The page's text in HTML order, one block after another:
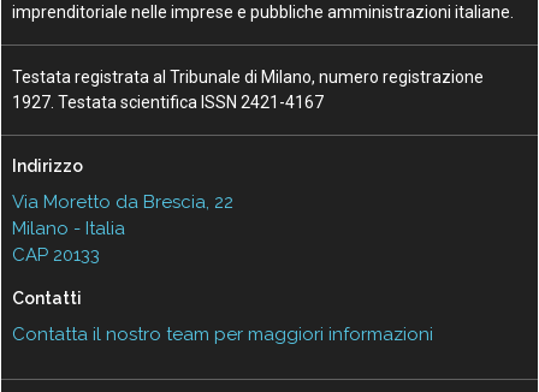
imprenditoriale nelle imprese e pubbliche amministrazioni italiane.
Testata registrata al Tribunale di Milano, numero registrazione
1927. Testata scientifica ISSN 2421-4167
Indirizzo
Via Moretto da Brescia, 22
Milano - Italia
CAP 20133
Contatti
Contatta il nostro team per maggiori informazioni